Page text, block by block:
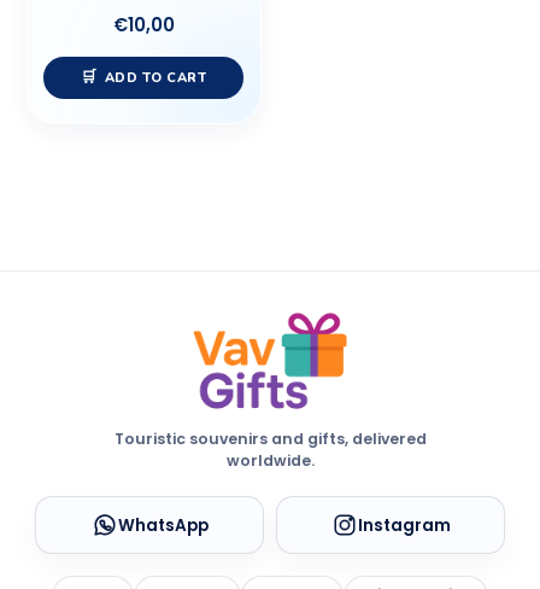
€10,00
ADD TO CART
Touristic souvenirs and gifts, delivered
worldwide.
WhatsApp Instagram